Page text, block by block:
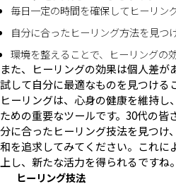
毎日一定の時間を確保してヒーリン
自分に合ったヒーリング方法を見つ
環境を整えることで、ヒーリングの
また、ヒーリングの効果は個人差が
試して自分に最適なものを見つける
ヒーリングは、心身の健康を維持し
ための重要なツールです。30代の皆
分に合ったヒーリング技法を見つけ
和を追求してみてください。これに
上し、新たな活力を得られるですね。
ヒーリング技法